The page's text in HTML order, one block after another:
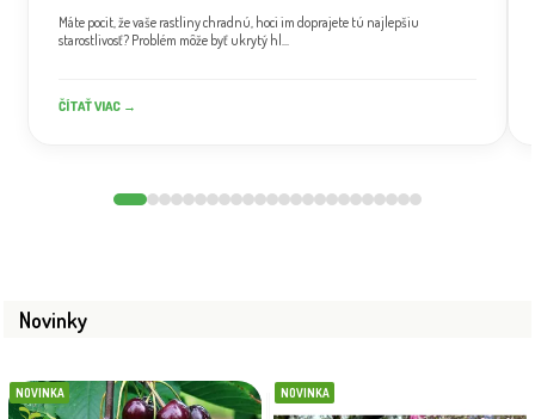
Máte pocit, že vaše rastliny chradnú, hoci im doprajete tú najlepšiu
starostlivosť? Problém môže byť ukrytý hl...
ČÍTAŤ VIAC →
Novinky
NOVINKA NOVINKA